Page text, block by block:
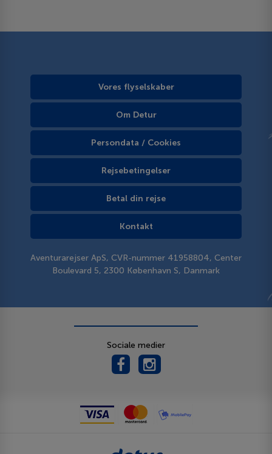
Vores flyselskaber
Om Detur
Persondata / Cookies
Rejsebetingelser
Betal din rejse
Kontakt
Aventurarejser ApS, CVR-nummer 41958804, Center
Boulevard 5, 2300 København S, Danmark
Sociale medier